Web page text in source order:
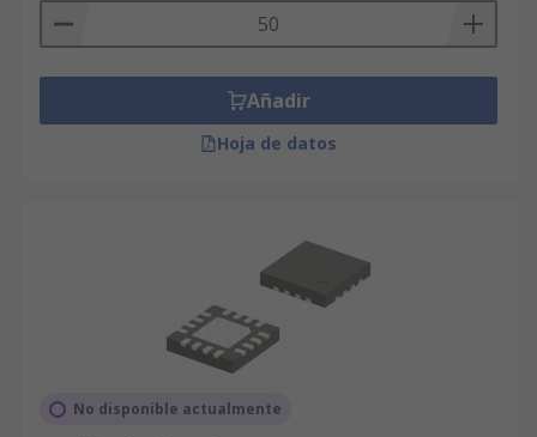
Añadir
Hoja de datos
No disponible actualmente